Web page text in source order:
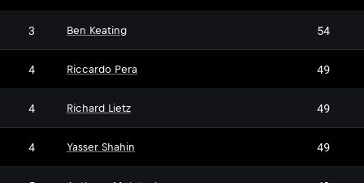
3 Ben Keating 54
4 Riccardo Pera 49
4 Richard Lietz 49
4 Yasser Shahin 49